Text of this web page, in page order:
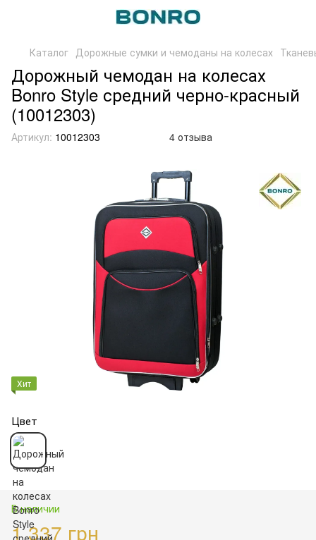
Каталог Дорожные сумки и чемоданы на колесах
Дорожный чемодан на колесах
Bonro Style средний черно-красный
(10012303)
Артикул: 10012303 4 отзыва
Хит
Цвет
В наличии
1 337 грн